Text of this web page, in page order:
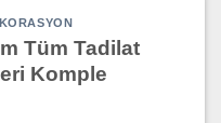
Tüm Tadilat
Komple